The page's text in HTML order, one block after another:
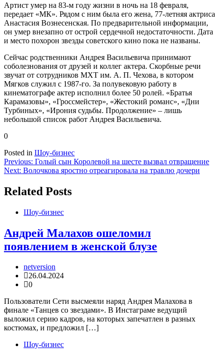
Артист умер на 83-м году жизни в ночь на 18 февраля,
передает «МК». Рядом с ним была его жена, 77-летняя актриса
Анастасия Вознесенская. По предварительной информации,
он умер внезапно от острой сердечной недостаточности. Дата
и место похорон звезды советского кино пока не названы.
Сейчас родственники Андрея Васильевича принимают
соболезнования от друзей и коллег актера. Скорбные речи
звучат от сотрудников МХТ им. А. П. Чехова, в котором
Мягков служил с 1987-го. За полувековую работу в
кинематографе актер исполнил более 50 ролей. «Братья
Карамазовы», «Гроссмейстер», «Жестокий романс», «Дни
Турбиных», «Ирония судьбы. Продолжение» – лишь
небольшой список работ Андрея Васильевича.
0
Posted in Шоу-бизнес
Навигация
по
записям
Previous: Голый сын Королевой на шесте вызвал отвращение
Next: Волочкова яростно отреагировала на травлю дочери
Related Posts
Шоу-бизнес
Андрей Малахов ошеломил
появлением в женской блузе
netversion
26.04.2024
0
Пользователи Сети высмеяли наряд Андрея Малахова в
финале «Танцев со звездами». В Инстаграме ведущий
выложил серию кадров, на которых запечатлен в разных
костюмах, и предложил […]
Шоу-бизнес